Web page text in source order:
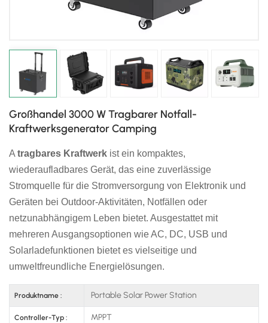
日本語
Großhandel 3000 W Tragbarer Notfall-
Kraftwerksgenerator Camping
A tragbares Kraftwerk ist ein kompaktes,
wiederaufladbares Gerät, das eine zuverlässige
Stromquelle für die Stromversorgung von Elektronik und
Geräten bei Outdoor-Aktivitäten, Notfällen oder
netzunabhängigem Leben bietet. Ausgestattet mit
mehreren Ausgangsoptionen wie AC, DC, USB und
Solarladefunktionen bietet es vielseitige und
umweltfreundliche Energielösungen.
Produktname : Portable Solar Power Station
Controller-Typ : MPPT